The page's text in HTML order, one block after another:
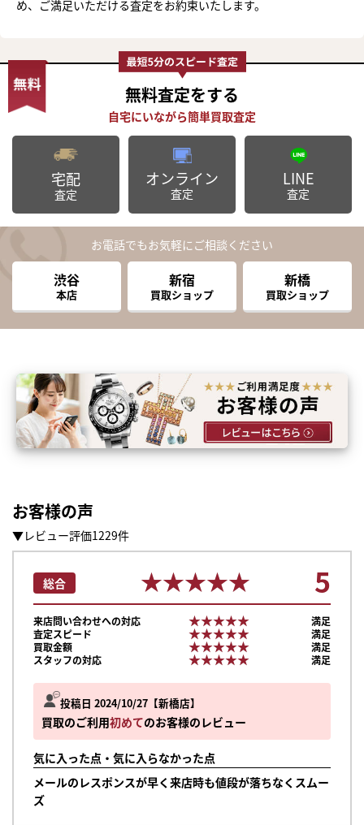
め、ご満足いただける査定をお約束いたします。
無料査定をする
宅配
査定
オンライン
査定
LINE
査定
お電話でもお気軽にご相談ください
渋谷
本店
新宿
買取ショップ
新橋
買取ショップ
お客様の声
▼レビュー評価1229件
投稿日 2024/10/27 新橋店
買取のご利用初めてのお客様のレビュー
気に入った点・気に入らなかった点
メールのレスポンスが早く来店時も値段が落ちなくスムー
ズ
総合 ★★★★★
★★★★★ 5
来店問い合わせへの対応 ★★★★★
★★★★★
満足
査定スピード
★★★★★
★★★★★
満足
買取金額
★★★★★
★★★★★
満足
スタッフの対応
★★★★★
★★★★★ 満足